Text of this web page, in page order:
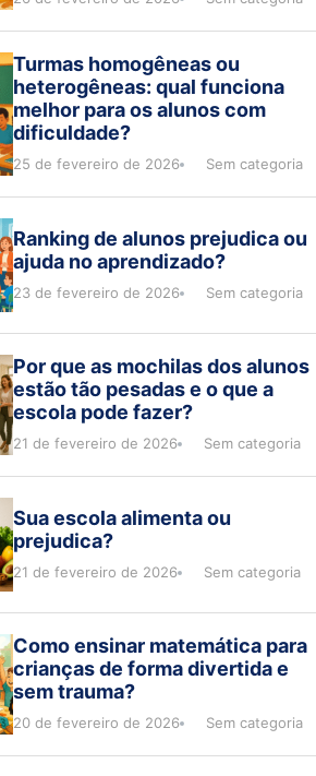
Turmas homogêneas ou
heterogêneas: qual funciona
melhor para os alunos com
dificuldade?
25 de fevereiro de 2026 Sem categoria
Ranking de alunos prejudica ou
ajuda no aprendizado?
23 de fevereiro de 2026 Sem categoria
Por que as mochilas dos alunos
estão tão pesadas e o que a
escola pode fazer?
21 de fevereiro de 2026 Sem categoria
Sua escola alimenta ou
prejudica?
21 de fevereiro de 2026 Sem categoria
Como ensinar matemática para
crianças de forma divertida e
sem trauma?
20 de fevereiro de 2026 Sem categoria